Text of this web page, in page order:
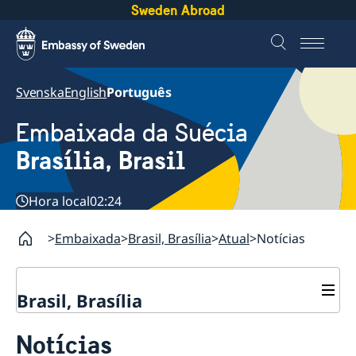
Sweden Abroad
SvenskaEnglishPortuguês
Embaixada da Suécia
Brasília, Brasil
Hora local02:24
Embaixada Brasil, Brasília Atual Notícias
Brasil, Brasília
Equipe da embaixada
Notícias